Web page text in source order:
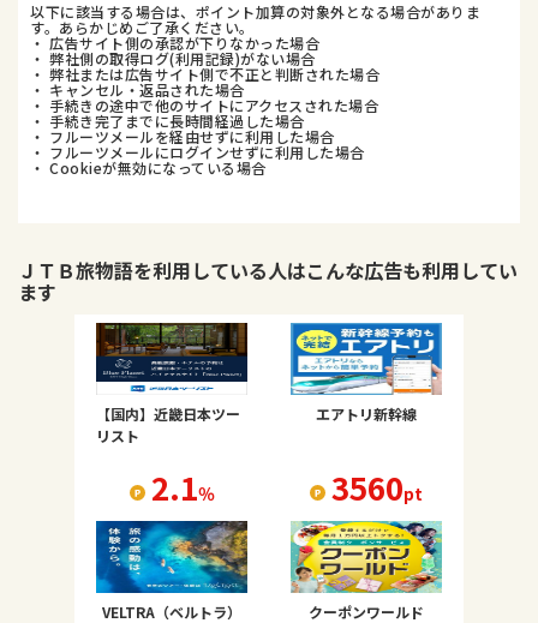
以下に該当する場合は、ポイント加算の対象外となる場合がありま
す。あらかじめご了承ください。
・ 広告サイト側の承認が下りなかった場合
・ 弊社側の取得ログ(利用記録)がない場合
・ 弊社または広告サイト側で不正と判断された場合
・ キャンセル・返品された場合
・ 手続きの途中で他のサイトにアクセスされた場合
・ 手続き完了までに長時間経過した場合
・ フルーツメールを経由せずに利用した場合
・ フルーツメールにログインせずに利用した場合
・ Cookieが無効になっている場合
ＪＴＢ旅物語を利用している人はこんな広告も利用してい
ます
【国内】近畿日本ツー
リスト
2.1％
エアトリ新幹線
3560pt
VELTRA（ベルトラ） クーポンワールド